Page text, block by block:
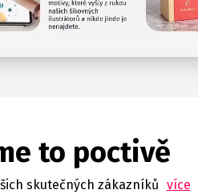
to poctivě
skutečných zákazníků více